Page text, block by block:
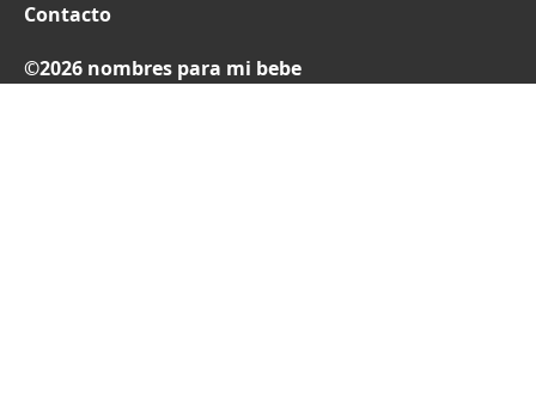
Contacto
©2026 nombres para mi bebe